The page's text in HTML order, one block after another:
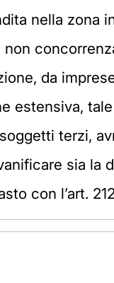
nella zona
da
estensiva,
terzi,
sia
con l’art.